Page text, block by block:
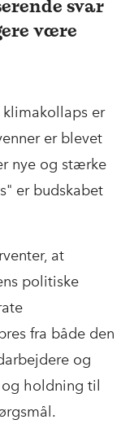
svar
være
er
er blevet
nye og stærke
er budskabet
at
politiske
fra både den
og
holdning til